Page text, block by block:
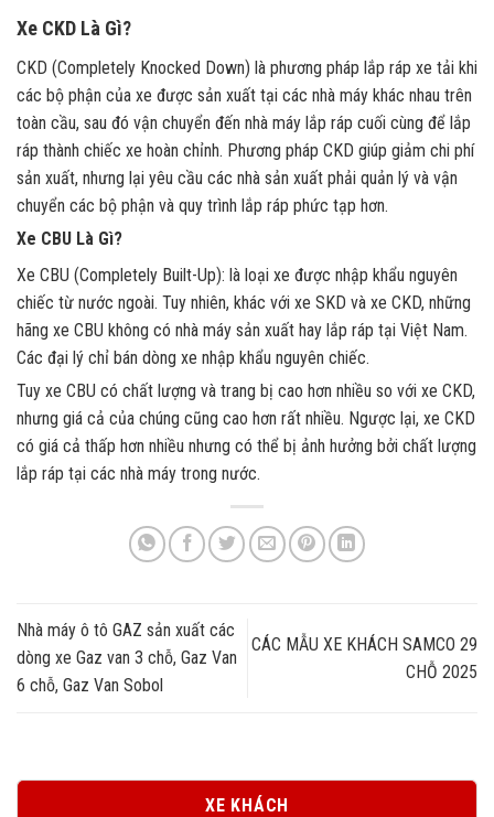
XE KHÁCH
Xe CKD Là Gì?
CKD (Completely Knocked Down) là phương pháp lắp ráp xe tải khi
các bộ phận của xe được sản xuất tại các nhà máy khác nhau trên
toàn cầu, sau đó vận chuyển đến nhà máy lắp ráp cuối cùng để lắp
ráp thành chiếc xe hoàn chỉnh. Phương pháp CKD giúp giảm chi phí
sản xuất, nhưng lại yêu cầu các nhà sản xuất phải quản lý và vận
chuyển các bộ phận và quy trình lắp ráp phức tạp hơn.
Xe CBU Là Gì?
Xe CBU (Completely Built-Up): là loại xe được nhập khẩu nguyên
chiếc từ nước ngoài. Tuy nhiên, khác với xe SKD và xe CKD, những
hãng xe CBU không có nhà máy sản xuất hay lắp ráp tại Việt Nam.
Các đại lý chỉ bán dòng xe nhập khẩu nguyên chiếc.
Tuy xe CBU có chất lượng và trang bị cao hơn nhiều so với xe CKD,
nhưng giá cả của chúng cũng cao hơn rất nhiều. Ngược lại, xe CKD
có giá cả thấp hơn nhiều nhưng có thể bị ảnh hưởng bởi chất lượng
lắp ráp tại các nhà máy trong nước.
Nhà máy ô tô GAZ sản xuất các
dòng xe Gaz van 3 chỗ, Gaz Van
6 chỗ, Gaz Van Sobol
CÁC MẪU XE KHÁCH SAMCO 29
CHỖ 2025